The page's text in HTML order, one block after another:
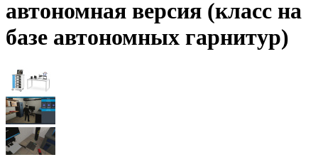
автономная версия (класс на
базе автономных гарнитур)